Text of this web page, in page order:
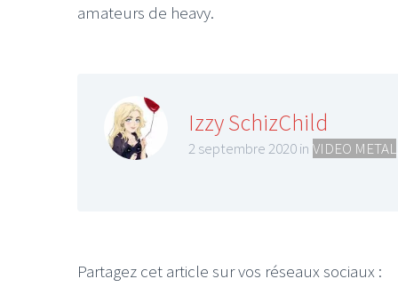
amateurs de heavy.
Izzy SchizChild
2 septembre 2020 in VIDEO METAL
Partagez cet article sur vos réseaux sociaux :